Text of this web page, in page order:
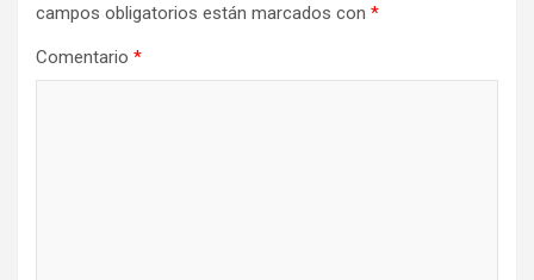
campos obligatorios están marcados con *
Comentario *